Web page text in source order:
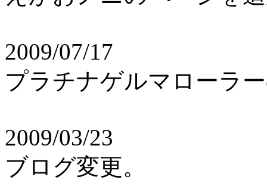
2009/07/17
プラチナゲルマローラ
2009/03/23
ブログ変更。